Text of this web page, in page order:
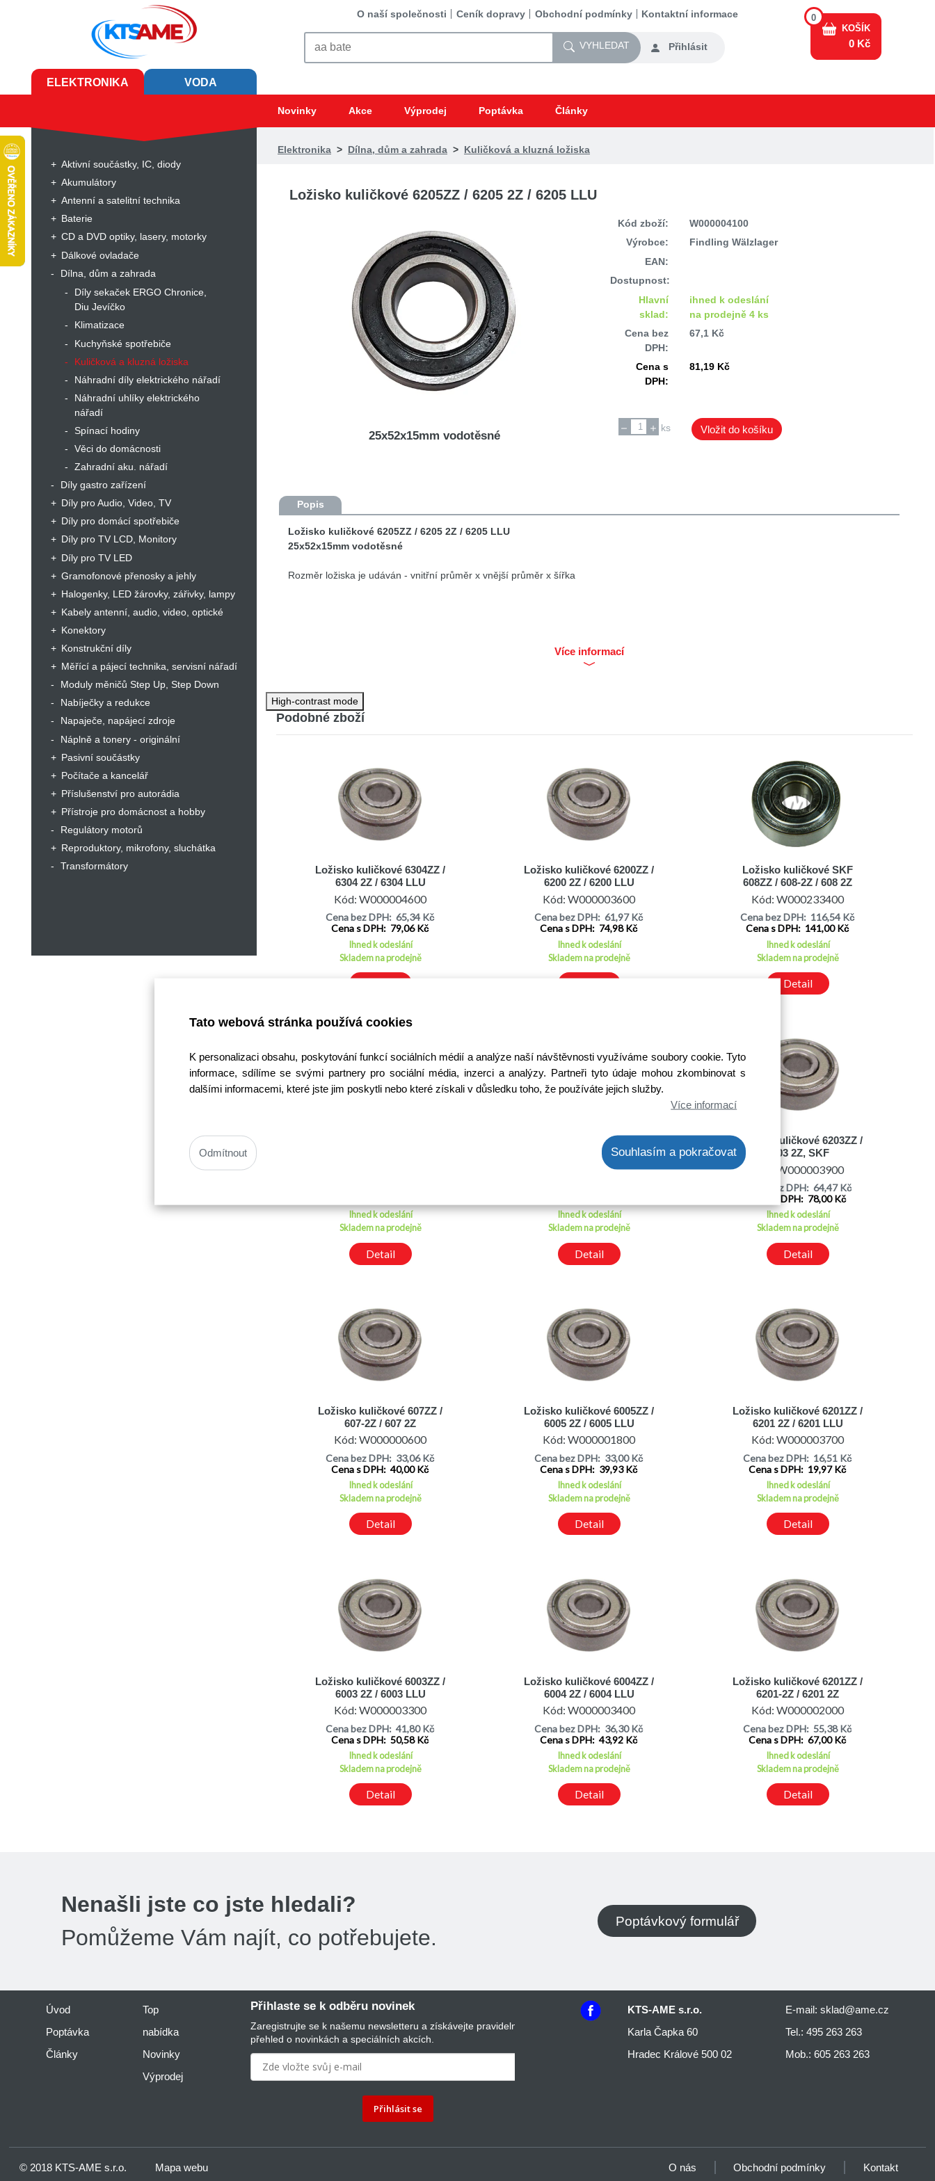
Tato webová stránka používá cookies
K personalizaci obsahu, poskytování funkcí sociálních médií a analýze naší návštěvnosti využíváme soubory cookie. Tyto
informace, sdílíme se svými partnery pro sociální média, inzerci a analýzy. Partneři tyto údaje mohou zkombinovat s
dalšími informacemi, které jste jim poskytli nebo které získali v důsledku toho, že používáte jejich služby.
Více informací
Souhlasím a pokračovat
Odmítnout
ELEKTRONIKA VODA
O naší společnosti Ceník dopravy Obchodní podmínky Kontaktní informace
Přihlásit
VYHLEDAT
0
KOŠÍK
0 Kč
Novinky Akce Výprodej Poptávka Články
Aktivní součástky, IC, diody
Akumulátory
Antenní a satelitní technika
Baterie
CD a DVD optiky, lasery, motorky
Dálkové ovladače
Dílna, dům a zahrada
Díly sekaček ERGO Chronice,
Diu Jevíčko
Klimatizace
Kuchyňské spotřebiče
Kuličková a kluzná ložiska
Náhradní díly elektrického nářadí
Náhradní uhlíky elektrického
nářadí
Spínací hodiny
Věci do domácnosti
Zahradní aku. nářadí
Díly gastro zařízení
Díly pro Audio, Video, TV
Díly pro domácí spotřebiče
Díly pro TV LCD, Monitory
Díly pro TV LED
Gramofonové přenosky a jehly
Halogenky, LED žárovky, zářivky, lampy
Kabely antenní, audio, video, optické
Konektory
Konstrukční díly
Měřící a pájecí technika, servisní nářadí
Moduly měničů Step Up, Step Down
Nabíječky a redukce
Napaječe, napájecí zdroje
Náplně a tonery - originální
Pasivní součástky
Počítače a kancelář
Příslušenství pro autorádia
Přístroje pro domácnost a hobby
Regulátory motorů
Reproduktory, mikrofony, sluchátka
Transformátory
Elektronika> Dílna, dům a zahrada> Kuličková a kluzná ložiska
Ložisko kuličkové 6205ZZ / 6205 2Z / 6205 LLU
25x52x15mm vodotěsné
Kód zboží:
W000004100
Výrobce:
Findling Wälzlager
EAN:
Dostupnost:
Hlavní
sklad:
ihned k odeslání
na prodejně 4 ks
Cena bez
DPH:
67,1 Kč
Cena s
DPH:
81,19 Kč
ks Vložit do košíku
Popis
Ložisko kuličkové 6205ZZ / 6205 2Z / 6205 LLU
25x52x15mm vodotěsné
Rozměr ložiska je udáván - vnitřní průměr x vnější průměr x šířka
Více informací
High-contrast mode
Podobné zboží
Ložisko kuličkové 6304ZZ /
6304 2Z / 6304 LLU
Kód: W000004600
Cena bez DPH: 65,34 Kč
Cena s DPH: 79,06 Kč
Ihned k odeslání
Skladem na prodejně
Ložisko kuličkové 6200ZZ /
6200 2Z / 6200 LLU
Kód: W000003600
Cena bez DPH: 61,97 Kč
Cena s DPH: 74,98 Kč
Ihned k odeslání
Skladem na prodejně
Ložisko kuličkové SKF
608ZZ / 608-2Z / 608 2Z
Kód: W000233400
Cena bez DPH: 116,54 Kč
Cena s DPH: 141,00 Kč
Ihned k odeslání
Skladem na prodejně
Detail
Ihned k odeslání
Skladem na prodejně
Detail
Ložisko kuličkové 6000ZZ /
6000-2Z / 6000 2Z
Kód: W000001300
Ihned k odeslání
Skladem na prodejně
Detail
Ložisko kuličkové 6203ZZ /
6203 2Z, SKF
Kód: W000003900
Cena bez DPH: 64,47 Kč
Cena s DPH: 78,00 Kč
Ihned k odeslání
Skladem na prodejně
Detail
Ložisko kuličkové 607ZZ /
607-2Z / 607 2Z
Kód: W000000600
Cena bez DPH: 33,06 Kč
Cena s DPH: 40,00 Kč
Ihned k odeslání
Skladem na prodejně
Detail
Ložisko kuličkové 6005ZZ /
6005 2Z / 6005 LLU
Kód: W000001800
Cena bez DPH: 33,00 Kč
Cena s DPH: 39,93 Kč
Ihned k odeslání
Skladem na prodejně
Detail
Ložisko kuličkové 6201ZZ /
6201 2Z / 6201 LLU
Kód: W000003700
Cena bez DPH: 16,51 Kč
Cena s DPH: 19,97 Kč
Ihned k odeslání
Skladem na prodejně
Detail
Ložisko kuličkové 6003ZZ /
6003 2Z / 6003 LLU
Kód: W000003300
Cena bez DPH: 41,80 Kč
Cena s DPH: 50,58 Kč
Ihned k odeslání
Skladem na prodejně
Detail
Ložisko kuličkové 6004ZZ /
6004 2Z / 6004 LLU
Kód: W000003400
Cena bez DPH: 36,30 Kč
Cena s DPH: 43,92 Kč
Ihned k odeslání
Skladem na prodejně
Detail
Ložisko kuličkové 6201ZZ /
6201-2Z / 6201 2Z
Kód: W000002000
Cena bez DPH: 55,38 Kč
Cena s DPH: 67,00 Kč
Ihned k odeslání
Skladem na prodejně
Detail
Nenašli jste co jste hledali?
Pomůžeme Vám najít, co potřebujete.
Poptávkový formulář
Úvod
Poptávka
Články
Top
nabídka
Novinky
Výprodej
Přihlaste se k odběru novinek
Zaregistrujte se k našemu newsletteru a získávejte pravidelný
přehled o novinkách a speciálních akcích.
Přihlásit se
KTS-AME s.r.o.
Karla Čapka 60
Hradec Králové 500 02
E-mail: sklad@ame.cz
Tel.: 495 263 263
Mob.: 605 263 263
© 2018 KTS-AME s.r.o. Mapa webu O nás Obchodní podmínky Kontakt